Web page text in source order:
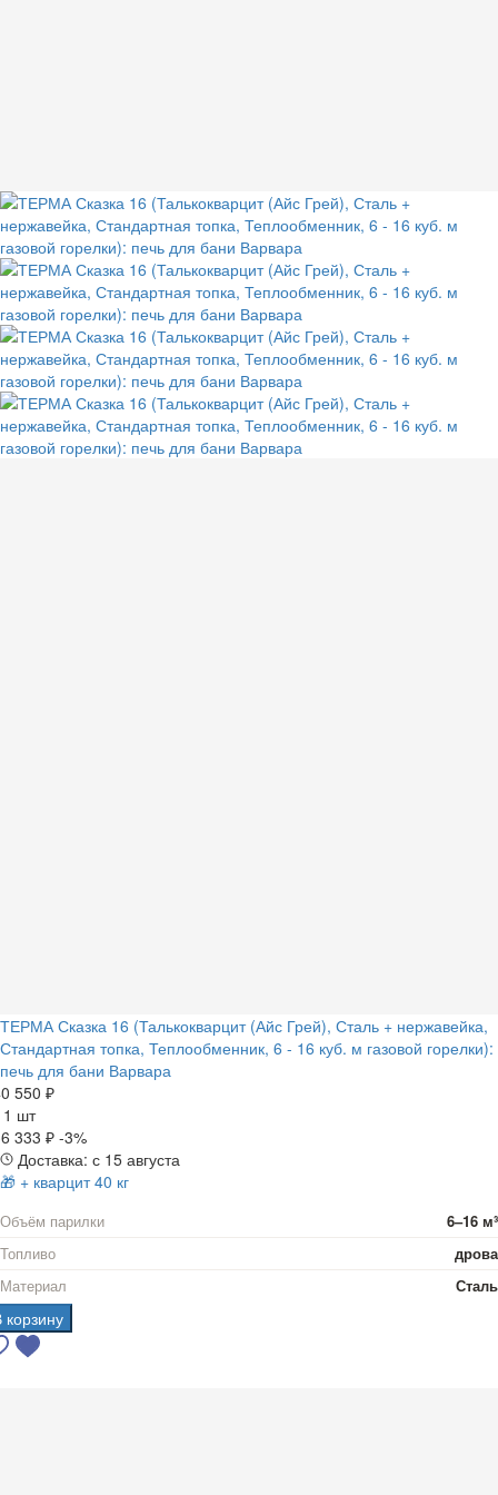
ТЕРМА Сказка 16 (Талькокварцит (Айс Грей), Сталь + нержавейка,
Стандартная топка, Теплообменник, 6 - 16 куб. м газовой горелки):
печь для бани Варвара
550 ₽
1 шт
333 ₽ -3%
Доставка: с 15 августа
🎁 + кварцит 40 кг
Объём парилки
6–16 м³
Топливо
дрова
Материал
Сталь
корзину